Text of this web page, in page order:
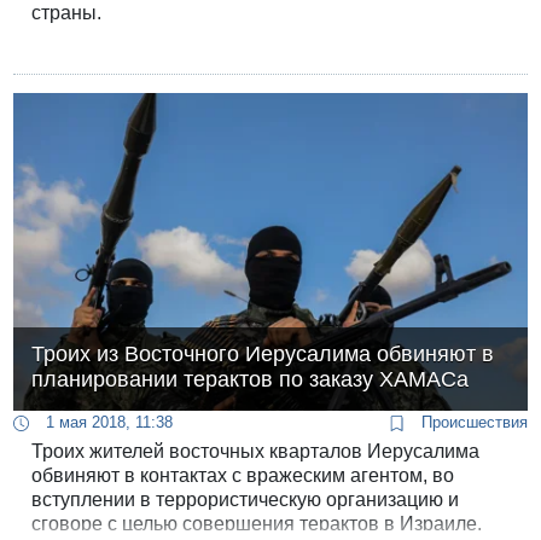
страны.
Троих из Восточного Иерусалима обвиняют в
планировании терактов по заказу ХАМАСа
1 мая 2018, 11:38 Происшествия
Троих жителей восточных кварталов Иерусалима
обвиняют в контактах с вражеским агентом, во
вступлении в террористическую организацию и
сговоре с целью совершения терактов в Израиле.